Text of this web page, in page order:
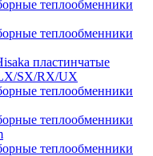
теплообменники
теплообменники
пластинчатые
SX/RX/UX
теплообменники
теплообменники
теплообменники